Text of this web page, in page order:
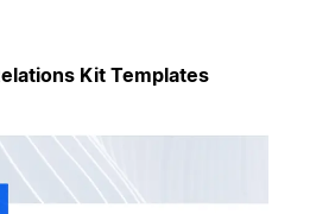
Kit Templates